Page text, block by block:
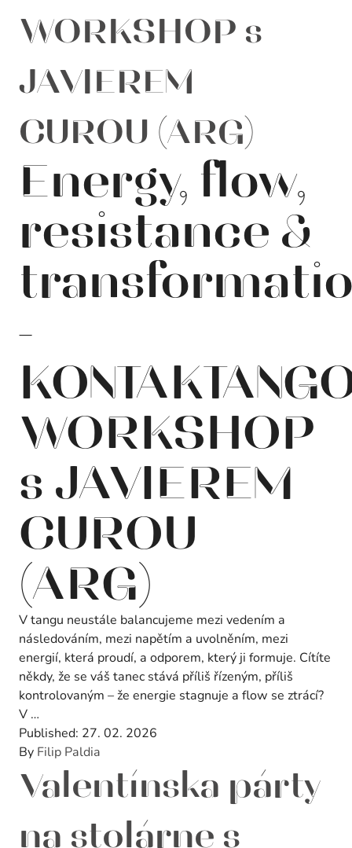
WORKSHOP s
JAVIEREM
CUROU (ARG)
Energy, flow,
resistance &
-
WORKSHOP
s JAVIEREM
CUROU
(ARG)
V tangu neustále balancujeme mezi vedením a
následováním, mezi napětím a uvolněním, mezi
energií, která proudí, a odporem, který ji formuje. Cítíte
někdy, že se váš tanec stává příliš řízeným, příliš
kontrolovaným – že energie stagnuje a flow se ztrácí?
V …
Published: 27. 02. 2026
By Filip Paldia
Valentínska párty
na stolárne s